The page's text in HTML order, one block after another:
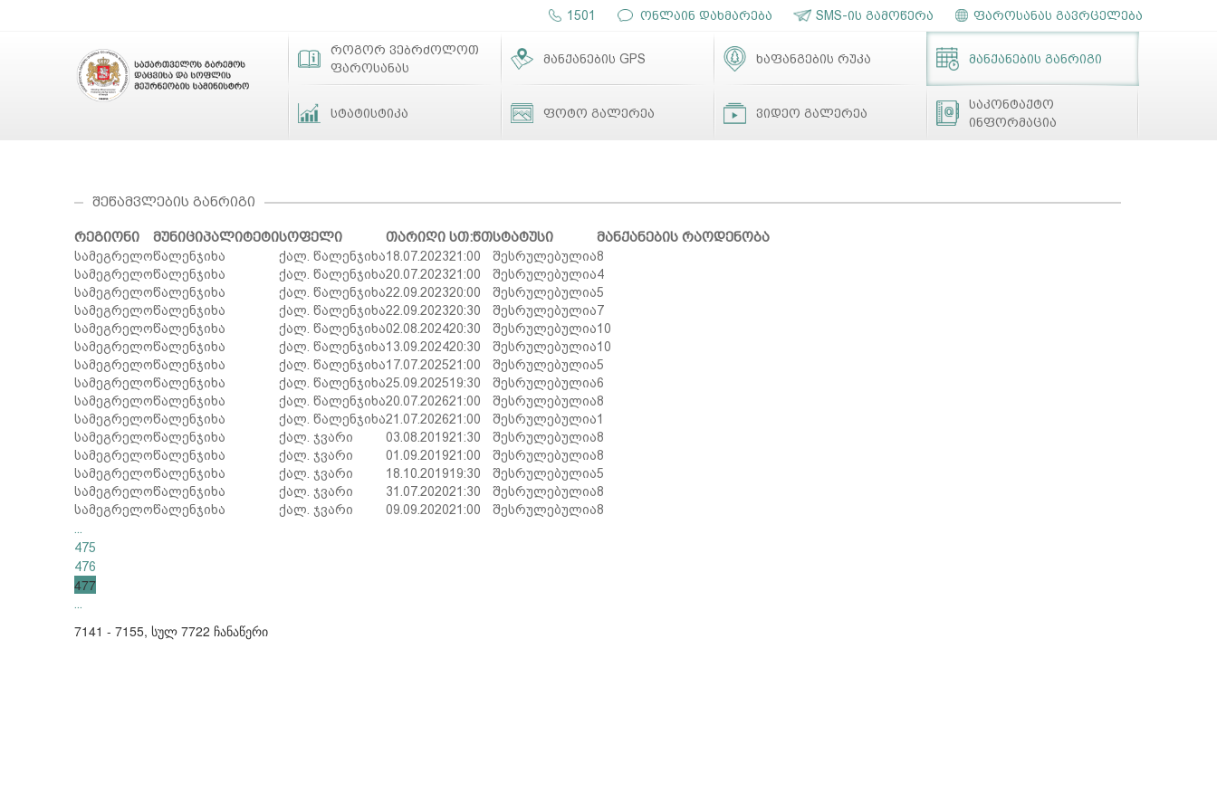
ფაროსანას გავრცელება
SMS-ის გამოწერა
ონლაინ დახმარება
1501
როგორ ვებრძოლოთ
ფაროსანას
მანქანების GPS ხაფანგების რუკა მანქანების განრიგი
სტატისტიკა ფოტო გალერეა ვიდეო გალერეა
საკონტაქტო
ინფორმაცია
ᲨᲔᲬᲐᲛᲕᲚᲔᲑᲘᲡ ᲒᲐᲜᲠᲘᲒᲘ
რეგიონი მუნიციპალიტეტისოფელი თარიღი სთ:წთსტატუსი მანქანების რაოდენობა
სამეგრელოწალენჯიხა ქალ. წალენჯიხა18.07.202321:00 შესრულებულია8
სამეგრელოწალენჯიხა ქალ. წალენჯიხა20.07.202321:00 შესრულებულია4
სამეგრელოწალენჯიხა ქალ. წალენჯიხა22.09.202320:00 შესრულებულია5
სამეგრელოწალენჯიხა ქალ. წალენჯიხა22.09.202320:30 შესრულებულია7
სამეგრელოწალენჯიხა ქალ. წალენჯიხა02.08.202420:30 შესრულებულია10
სამეგრელოწალენჯიხა ქალ. წალენჯიხა13.09.202420:30 შესრულებულია10
სამეგრელოწალენჯიხა ქალ. წალენჯიხა17.07.202521:00 შესრულებულია5
სამეგრელოწალენჯიხა ქალ. წალენჯიხა25.09.202519:30 შესრულებულია6
სამეგრელოწალენჯიხა ქალ. წალენჯიხა20.07.202621:00 შესრულებულია8
სამეგრელოწალენჯიხა ქალ. წალენჯიხა21.07.202621:00 შესრულებულია1
სამეგრელოწალენჯიხა ქალ. ჯვარი 03.08.201921:30 შესრულებულია8
სამეგრელოწალენჯიხა ქალ. ჯვარი 01.09.201921:00 შესრულებულია8
სამეგრელოწალენჯიხა ქალ. ჯვარი 18.10.201919:30 შესრულებულია5
სამეგრელოწალენჯიხა ქალ. ჯვარი 31.07.202021:30 შესრულებულია8
სამეგრელოწალენჯიხა ქალ. ჯვარი 09.09.202021:00 შესრულებულია8
475
476
477
7141 - 7155, სულ 7722 ჩანაწერი